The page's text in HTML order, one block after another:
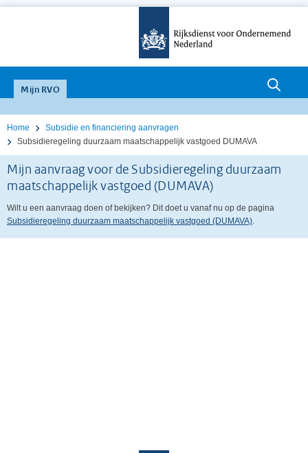
Mijn RVO
Home
Subsidie en financiering aanvragen
Subsidieregeling duurzaam maatschappelijk vastgoed DUMAVA
Mijn aanvraag voor de Subsidieregeling duurzaam
maatschappelijk vastgoed (DUMAVA)
Wilt u een aanvraag doen of bekijken? Dit doet u vanaf nu op de pagina
Subsidieregeling duurzaam maatschappelijk vastgoed (DUMAVA)